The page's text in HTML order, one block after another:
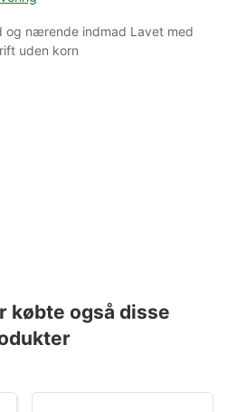
og nærende indmad Lavet med
uden korn
købte også disse